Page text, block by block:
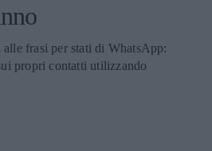
frasi per stati di WhatsApp:
propri contatti utilizzando